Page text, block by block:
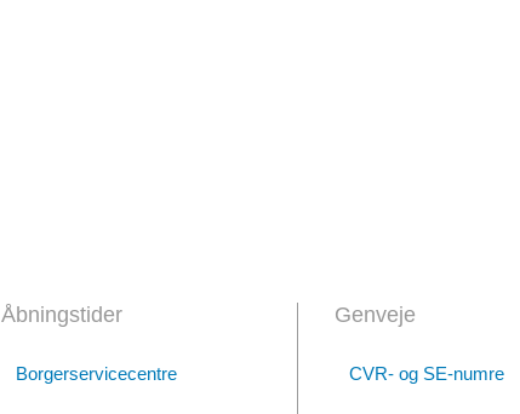
Åbningstider
Borgerservicecentre
Genveje
CVR- og SE-numre